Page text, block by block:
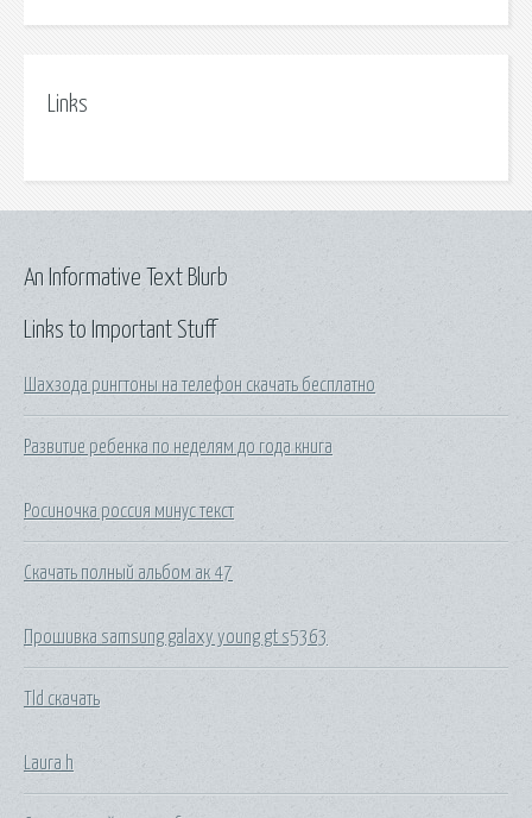
Links
Links to Important Stuff
Шахзода рингтоны на телефон скачать бесплатно
Развитие ребенка по неделям до года книга
Росиночка россия минус текст
Скачать полный альбом ак 47
Прошивка samsung galaxy young gt s5363
Tld скачать
Laura h
An Informative Text Blurb